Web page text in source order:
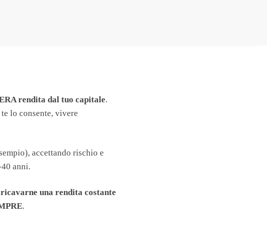
rendita dal tuo capitale.
lo consente, vivere
accettando rischio e
anni.
una rendita costante
.